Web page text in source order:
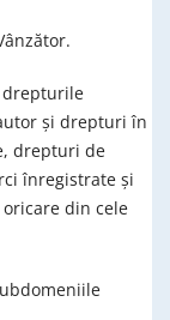
drepturile
și drepturi în
drepturi de
înregistrate și
din cele